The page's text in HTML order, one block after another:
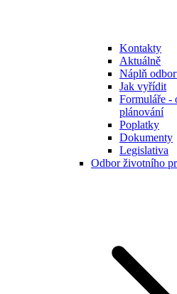
Kontakty
Aktuálně
Náplň
Jak vyřídit
Formuláře -
plánování
Poplatky
Dokumenty
Legislativa
Odbor životního